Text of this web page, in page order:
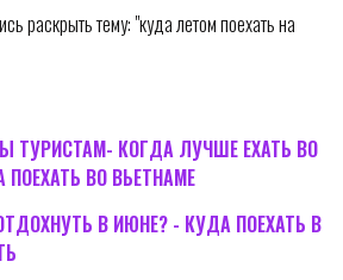
раскрыть тему: "куда летом поехать на
ТУРИСТАМ- КОГДА ЛУЧШЕ ЕХАТЬ ВО
ВО ВЬЕТНАМЕ
В ИЮНЕ? - КУДА ПОЕХАТЬ В